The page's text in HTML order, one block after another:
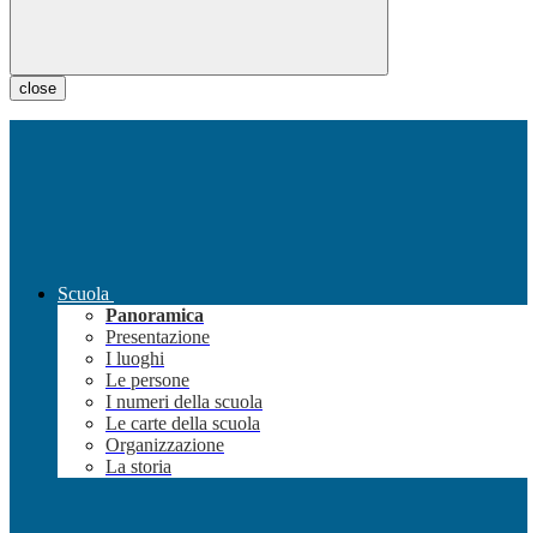
close
Scuola
Panoramica
Presentazione
I luoghi
Le persone
I numeri della scuola
Le carte della scuola
Organizzazione
La storia